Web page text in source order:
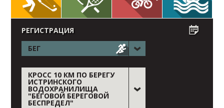
РЕГИСТРАЦИЯ
БЕГ
КРОСС 10 КМ ПО БЕРЕГУ
ИСТРИНСКОГО
ВОДОХРАНИЛИЩА
"БЕГОВОЙ БЕРЕГОВОЙ
БЕСПРЕДЕЛ"